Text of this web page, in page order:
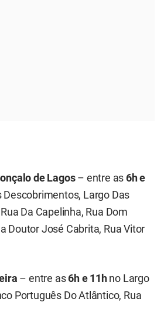
de Lagos– entre as6h e
Largo Das
Da Capelinha, Rua Dom
Doutor José Cabrita, Rua Vitor
– entre as6h e 11h no Largo
Português Do Atlântico, Rua